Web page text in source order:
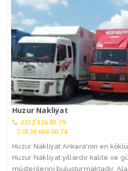
Huzur Nakliyat
0312 336 85 79
0536 666 06 74
Huzur Nakliyat Ankara'nın en
Huzur Nakliyat yıllardır kalite ve
müşterilerini buluşturmaktadır.